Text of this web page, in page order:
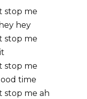
stop me
hey
stop me
stop me
time
stop me ah